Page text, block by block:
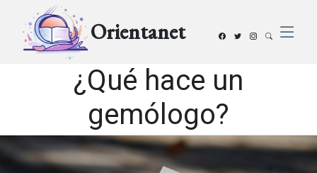
Orientanet
¿Qué hace un
gemólogo?